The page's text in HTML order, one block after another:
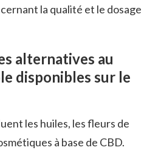
la qualité et le dosage
alternatives au
disponibles sur le
les huiles, les fleurs de
à base de CBD.